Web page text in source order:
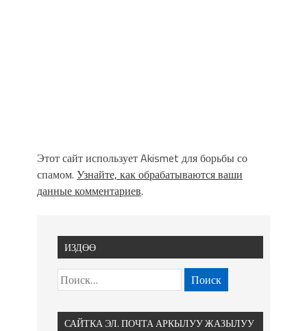
Этот сайт использует Akismet для борьбы со
спамом. Узнайте, как обрабатываются ваши
данные комментариев.
ИЗДӨӨ
САЙТКА ЭЛ. ПОЧТА АРКЫЛУУ ЖАЗЫЛУУ